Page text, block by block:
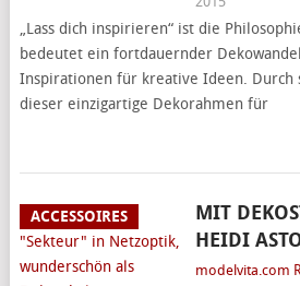
„Lass dich inspirieren“ ist die
bedeutet ein fortdauernder
Inspirationen für kreative Ideen. Durch
dieser einzigartige Dekorahmen für
ACCESSOIRES
MIT
HEIDI
modelvita.com